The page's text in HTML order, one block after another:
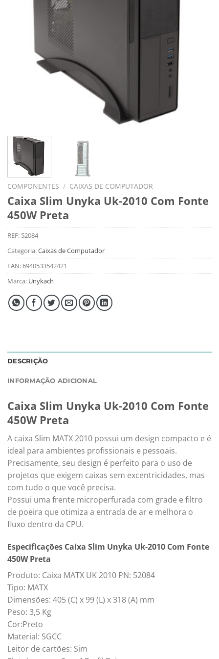
COMPONENTES / CAIXAS DE COMPUTADOR
Caixa Slim Unyka Uk-2010 Com Fonte
450W Preta
REF: 52084
Categoria:Caixas de Computador
EAN:6940533542421
Marca: Unykach
DESCRIÇÃO
INFORMAÇÃO ADICIONAL
Caixa Slim Unyka Uk-2010 Com Fonte
450W Preta
A caixa Slim MATX 2010 possui um design compacto e é
ideal para ambientes profissionais e pessoais.
Precisamente, seu design é perfeito para o uso de
projetos que exigem caixas sem excentricidades, mas
com tudo o que você precisa.
Possui uma frente microperfurada com grade e filtro
de poeira que otimiza a entrada de ar e melhora o
fluxo dentro da CPU.
Especificações Caixa Slim Unyka Uk-2010 Com Fonte
450W Preta
Produto: Caixa MATX UK 2010 PN: 52084
Tipo: MATX
Dimensões: 405 (C) x 99 (L) x 318 (A) mm
Peso: 3,5 Kg
Cor:Preto
Material: SGCC
Leitor de cartões: Sim